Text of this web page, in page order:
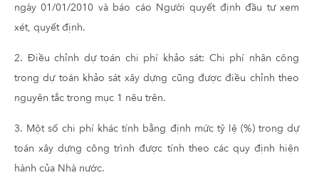
ngày 01/01/2010 và báo cáo Người quyết định đầu tư xem
xét, quyết định.
2. Điều chỉnh dự toán chi phí khảo sát: Chi phí nhân công
trong dự toán khảo sát xây dựng cũng được điều chỉnh theo
nguyên tắc trong mục 1 nêu trên.
3. Một số chi phí khác tính bằng định mức tỷ lệ (%) trong dự
toán xây dựng công trình được tính theo các quy định hiện
hành của Nhà nước.